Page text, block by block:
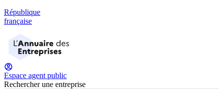
République
française
Espace agent public
Rechercher une entreprise